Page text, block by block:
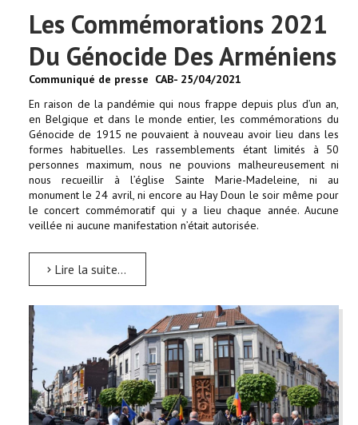
Les Commémorations 2021
Du Génocide Des Arméniens
Communiqué de presse CAB- 25/04/2021
En raison de la pandémie qui nous frappe depuis plus d’un an,
en Belgique et dans le monde entier, les commémorations du
Génocide de 1915 ne pouvaient à nouveau avoir lieu dans les
formes habituelles. Les rassemblements étant limités à 50
personnes maximum, nous ne pouvions malheureusement ni
nous recueillir à l’église Sainte Marie-Madeleine, ni au
monument le 24 avril, ni encore au Hay Doun le soir même pour
le concert commémoratif qui y a lieu chaque année. Aucune
veillée ni aucune manifestation n’était autorisée.
Lire la suite...